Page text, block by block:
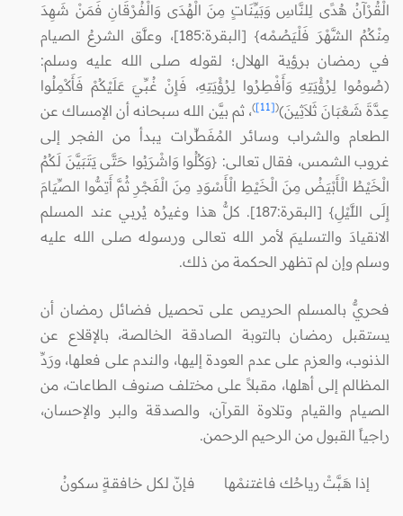
الْقُرْآنُ هُدًى لِلنَّاسِ وَبَيِّنَاتٍ مِنَ الْهُدَى وَالْفُرْقَانِ فَمَنْ شَهِدَ
مِنْكُمُ الشَّهْرَ فَلْيَصُمْه} [البقرة:185]، وعلَّق الشرعُ الصيام
في رمضان برؤية الهلال؛ لقوله صلى الله عليه وسلم:
(صُومُوا لِرُؤْيَتِهِ وَأَفْطِرُوا لِرُؤْيَتِهِ، فَإِنْ غُبِّيَ عَلَيْكُمْ فَأَكْمِلُوا
عِدَّةَ شَعْبَانَ ثَلاَثِينَ)(
[11]
)، ثم بيَّن الله سبحانه أن الإمساك عن
الطعام والشراب وسائر المُفَطِّرات يبدأ من الفجر إلى
غروب الشمس، فقال تعالى: {وَكُلُوا وَاشْرَبُوا حَتَّى يَتَبَيَّنَ لَكُمُ
الْخَيْطُ الْأَبْيَضُ مِنَ الْخَيْطِ الْأَسْوَدِ مِنَ الْفَجْرِ ثُمَّ أَتِمُّوا الصِّيَامَ
إِلَى اللَّيْلِ} [البقرة:187]. كلُّ هذا وغيرُه يُربي عند المسلم
الانقيادَ والتسليمَ لأمر الله تعالى ورسوله صلى الله عليه
وسلم وإن لم تظهر الحكمة من ذلك.
فحريٌّ بالمسلم الحريص على تحصيل فضائل رمضان أن
يستقبل رمضان بالتوبة الصادقة الخالصة، بالإقلاع عن
الذنوب، والعزم على عدم العودة إليها، والندم على فعلها، ورَدِّ
المظالم إلى أهلها، مقبلاً على مختلف صنوف الطاعات، من
الصيام والقيام وتلاوة القرآن، والصدقة والبر والإحسان،
راجياً القبول من الرحيم الرحمن.
إذا هَـبَّتْ رياحُك فاغتنمْها فإنّ لكل خافقـةٍ سكونُ